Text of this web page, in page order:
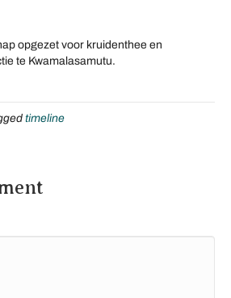
opgezet voor kruidenthee en
te Kwamalasamutu.
timeline